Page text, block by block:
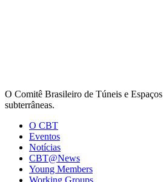
O Comitê Brasileiro de Túneis e
subterrâneas.
O CBT
Eventos
Notícias
CBT@News
Young Members
Working Groups